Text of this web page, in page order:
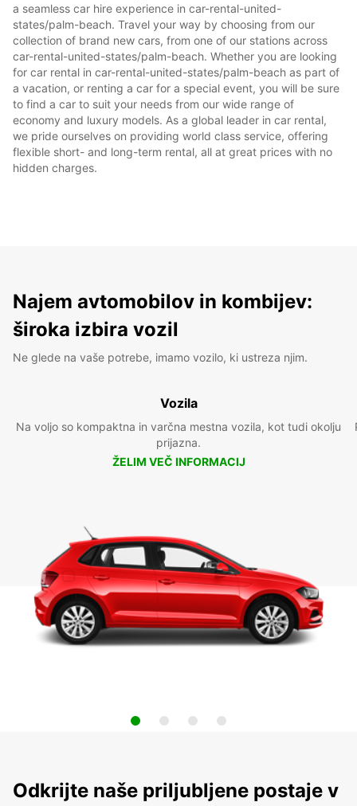
a seamless car hire experience in car-rental-united-
states/palm-beach. Travel your way by choosing from our
collection of brand new cars, from one of our stations across
car-rental-united-states/palm-beach. Whether you are looking
for car rental in car-rental-united-states/palm-beach as part of
a vacation, or renting a car for a special event, you will be sure
to find a car to suit your needs from our wide range of
economy and luxury models. As a global leader in car rental,
we pride ourselves on providing world class service, offering
flexible short- and long-term rental, all at great prices with no
hidden charges.
Najem avtomobilov in kombijev:
široka izbira vozil
Ne glede na vaše potrebe, imamo vozilo, ki ustreza njim.
Vozila
Na voljo so kompaktna in varčna mestna vozila, kot tudi okolju
prijazna.
ŽELIM VEČ INFORMACIJ
Odkrijte naše priljubljene postaje v